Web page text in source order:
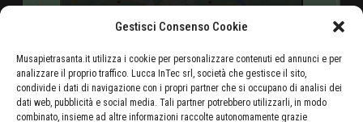
Gestisci Consenso Cookie
Musapietrasanta.it utilizza i cookie per personalizzare contenuti ed annunci e per
analizzare il proprio traffico. Lucca InTec srl, società che gestisce il sito,
condivide i dati di navigazione con i propri partner che si occupano di analisi dei
dati web, pubblicità e social media. Tali partner potrebbero utilizzarli, in modo
combinato, insieme ad altre informazioni raccolte autonomamente grazie